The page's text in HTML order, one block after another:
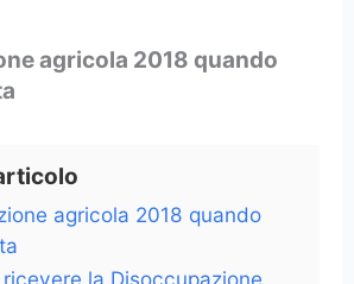
agricola 2018 quando
agricola 2018 quando
ricevere la Disoccupazione